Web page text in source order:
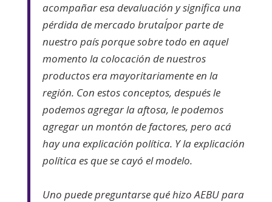
acompañar esa devaluación y significa una
pérdida de mercado brutal´por parte de
nuestro país porque sobre todo en aquel
momento la colocación de nuestros
productos era mayoritariamente en la
región. Con estos conceptos, después le
podemos agregar la aftosa, le podemos
agregar un montón de factores, pero acá
hay una explicación política. Y la explicación
política es que se cayó el modelo.
Uno puede preguntarse qué hizo AEBU para